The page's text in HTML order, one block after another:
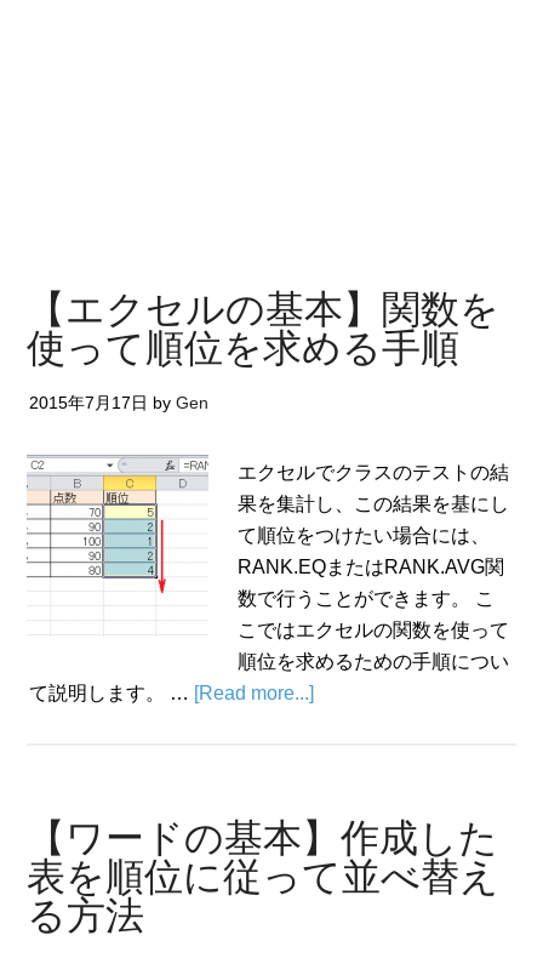
【エクセルの基本】関数を
使って順位を求める手順
2015年7月17日 byGen
エクセルでクラスのテストの結
果を集計し、この結果を基にし
て順位をつけたい場合には、
RANK.EQまたはRANK.AVG関
数で行うことができます。 こ
こではエクセルの関数を使って
順位を求めるための手順につい
て説明します。 … [Read more...]
【ワードの基本】作成した
表を順位に従って並べ替え
る方法